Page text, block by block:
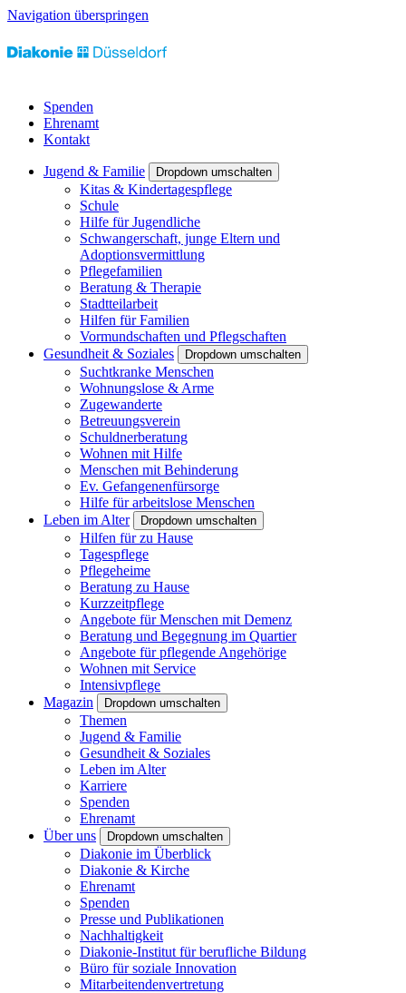
Navigation überspringen
Spenden
Ehrenamt
Kontakt
Jugend & Familie Dropdown umschalten
Kitas & Kindertagespflege
Schule
Hilfe für Jugendliche
Schwangerschaft, junge Eltern und
Adoptionsvermittlung
Pflegefamilien
Beratung & Therapie
Stadtteilarbeit
Hilfen für Familien
Vormundschaften und Pflegschaften
Gesundheit & Soziales
Dropdown umschalten
Suchtkranke Menschen
Wohnungslose & Arme
Zugewanderte
Betreuungsverein
Schuldnerberatung
Wohnen mit Hilfe
Menschen mit Behinderung
Ev. Gefangenenfürsorge
Hilfe für arbeitslose Menschen
Leben im Alter
Dropdown umschalten
Hilfen für zu Hause
Tagespflege
Pflegeheime
Beratung zu Hause
Kurzzeitpflege
Angebote für Menschen mit Demenz
Beratung und Begegnung im Quartier
Angebote für pflegende Angehörige
Wohnen mit Service
Intensivpflege
Magazin
Dropdown umschalten
Themen
Jugend & Familie
Gesundheit & Soziales
Leben im Alter
Karriere
Spenden
Ehrenamt
Über uns
Dropdown umschalten
Diakonie im Überblick
Diakonie & Kirche
Ehrenamt
Spenden
Presse und Publikationen
Nachhaltigkeit
Diakonie-Institut für berufliche Bildung
Büro für soziale Innovation
Mitarbeitendenvertretung